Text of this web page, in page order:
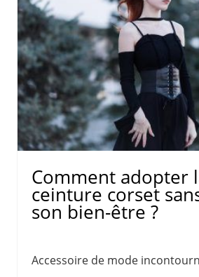
Comment adopter
ceinture corset
son bien-être ?
Accessoire de mode